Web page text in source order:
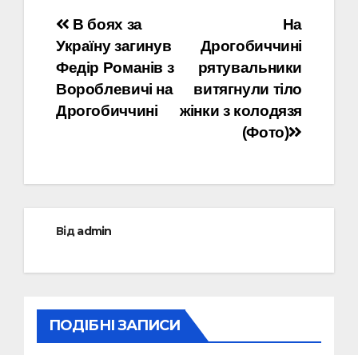
Навігація
записів
На
Дрогобиччині
рятувальники
витягнули тіло
жінки з колодязя
(Фото)
В боях за
Україну загинув
Федір Романів з
Вороблевичі на
Дрогобиччині
Відadmin
ПОДІБНІ ЗАПИСИ